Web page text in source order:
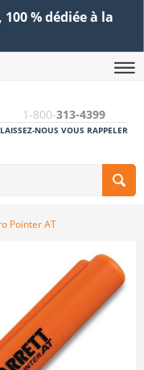
% dédiée à la
1-800-313-4399
LAISSEZ-NOUS VOUS RAPPELER
Pointer AT